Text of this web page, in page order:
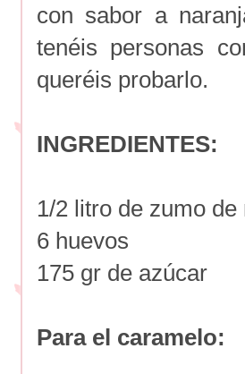
con sabor a
tenéis personas
queréis probarlo.
INGREDIENTES:
1/2 litro de zumo
6 huevos
175 gr de azúcar
Para el caramelo: